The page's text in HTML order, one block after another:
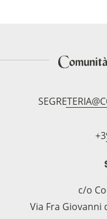
c/o
Via Fra Giovanni